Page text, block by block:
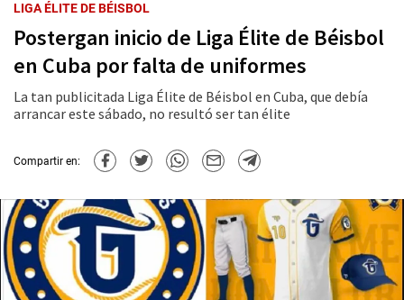
LIGA ÉLITE DE BÉISBOL
Postergan inicio de Liga Élite de Béisbol
en Cuba por falta de uniformes
La tan publicitada Liga Élite de Béisbol en Cuba, que debía
arrancar este sábado, no resultó ser tan élite
Compartir en: